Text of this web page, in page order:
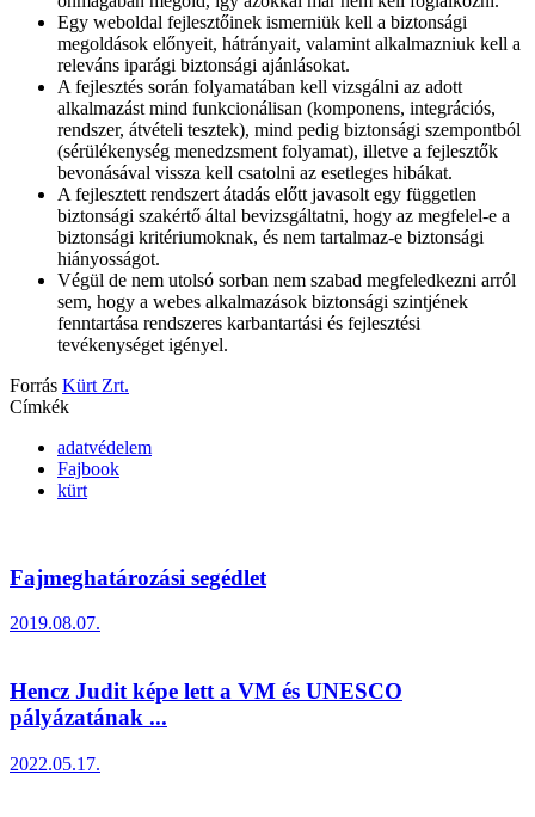
Egy weboldal fejlesztőinek ismerniük kell a biztonsági
megoldások előnyeit, hátrányait, valamint alkalmazniuk kell a
releváns iparági biztonsági ajánlásokat.
A fejlesztés során folyamatában kell vizsgálni az adott
alkalmazást mind funkcionálisan (komponens, integrációs,
rendszer, átvételi tesztek), mind pedig biztonsági szempontból
(sérülékenység menedzsment folyamat), illetve a fejlesztők
bevonásával vissza kell csatolni az esetleges hibákat.
A fejlesztett rendszert átadás előtt javasolt egy független
biztonsági szakértő által bevizsgáltatni, hogy az megfelel-e a
biztonsági kritériumoknak, és nem tartalmaz-e biztonsági
hiányosságot.
Végül de nem utolsó sorban nem szabad megfeledkezni arról
sem, hogy a webes alkalmazások biztonsági szintjének
fenntartása rendszeres karbantartási és fejlesztési
tevékenységet igényel.
Forrás Kürt Zrt.
Címkék
adatvédelem
Fajbook
kürt
Fajmeghatározási segédlet
2019.08.07.
Hencz Judit képe lett a VM és UNESCO
pályázatának ...
2022.05.17.